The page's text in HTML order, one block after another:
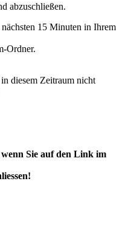
abzuschließen.
15 Minuten in Ihrem
Ordner.
diesem Zeitraum nicht
Sie auf den Link im